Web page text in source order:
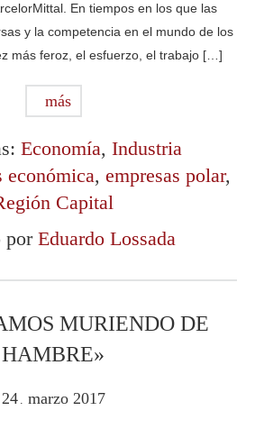
En tiempos en los que las
y la competencia en el mundo de los
más feroz, el esfuerzo, el trabajo […]
más
Economía, Industria
económica, empresas polar,
Capital
por Eduardo Lossada
MURIENDO DE
HAMBRE»
24 . marzo 2017